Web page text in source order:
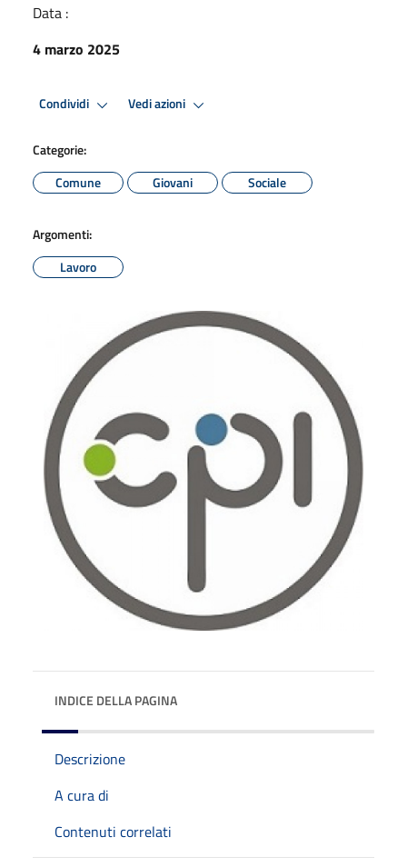
Data :
4 marzo 2025
Condividi Vedi azioni
Categorie:
Comune
Giovani Sociale
Argomenti:
Lavoro
INDICE DELLA PAGINA
Descrizione
A cura di
Contenuti correlati